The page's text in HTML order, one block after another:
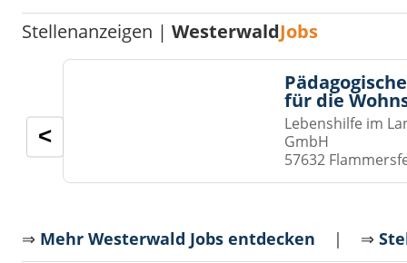
Stellenanzeigen |WesterwaldJobs
für die
Lebenshilfe im
GmbH
57632
<
⇒ Mehr Westerwald Jobs entdecken | ⇒